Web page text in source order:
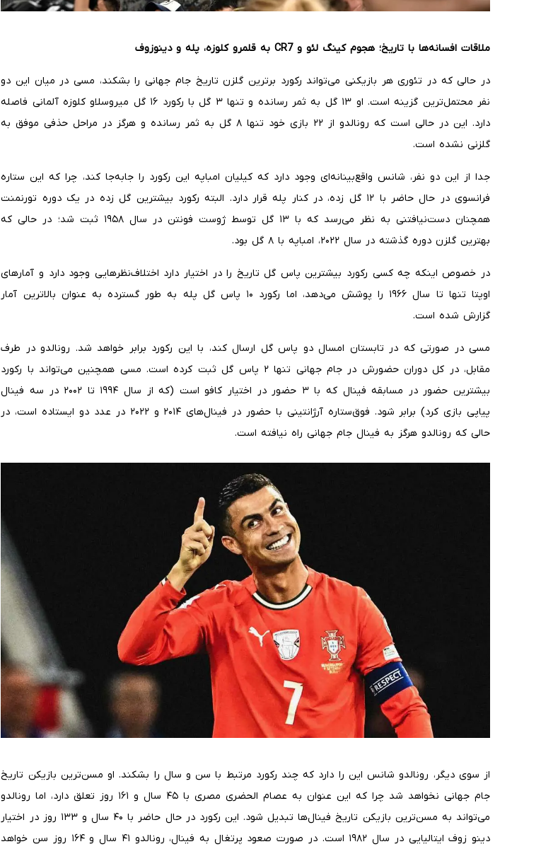
ملاقات افسانه‌ها با تاریخ؛ هجوم کینگ لئو و CR7 به قلمرو کلوزه، پله و دینوزوف
در حالی که در تئوری هر بازیکنی می‌تواند رکورد برترین گلزن تاریخ جام جهانی را بشکند، مسی در میان این دو
نفر محتمل‌ترین گزینه است. او ۱۳ گل به ثمر رسانده و تنها ۳ گل با رکورد ۱۶ گل میروسلاو کلوزه آلمانی فاصله
دارد. این در حالی است که رونالدو از ۲۲ بازی خود تنها ۸ گل به ثمر رسانده و هرگز در مراحل حذفی موفق به
گلزنی نشده است.
جدا از این دو نفر، شانس واقع‌بینانه‌ای وجود دارد که کیلیان امباپه این رکورد را جابه‌جا کند، چرا که این ستاره
فرانسوی در حال حاضر با ۱۲ گل زده، در کنار پله قرار دارد. البته رکورد بیشترین گل زده در یک دوره تورنمنت
همچنان دست‌نیافتنی به نظر می‌رسد که با ۱۳ گل توسط ژوست فونتن در سال ۱۹۵۸ ثبت شد؛ در حالی که
بهترین گلزن دوره گذشته در سال ۲۰۲۲، امباپه با ۸ گل بود.
در خصوص اینکه چه کسی رکورد بیشترین پاس گل تاریخ را در اختیار دارد اختلاف‌نظرهایی وجود دارد و آمارهای
اوپتا تنها تا سال ۱۹۶۶ را پوشش می‌دهد، اما رکورد ۱۰ پاس گل پله به طور گسترده به عنوان بالاترین آمار
گزارش شده است.
مسی در صورتی که در تابستان امسال دو پاس گل ارسال کند، با این رکورد برابر خواهد شد. رونالدو در طرف
مقابل، در کل دوران حضورش در جام جهانی تنها ۲ پاس گل ثبت کرده است. مسی همچنین می‌تواند با رکورد
بیشترین حضور در مسابقه فینال که با ۳ حضور در اختیار کافو است (که از سال ۱۹۹۴ تا ۲۰۰۲ در سه فینال
پیاپی بازی کرد) برابر شود. فوق‌ستاره آرژانتینی با حضور در فینال‌های ۲۰۱۴ و ۲۰۲۲ در عدد دو ایستاده است، در
حالی که رونالدو هرگز به فینال جام جهانی راه نیافته است.
از سوی دیگر، رونالدو شانس این را دارد که چند رکورد مرتبط با سن و سال را بشکند. او مسن‌ترین بازیکن تاریخ
جام جهانی نخواهد شد چرا که این عنوان به عصام الحضری مصری با ۴۵ سال و ۱۶۱ روز تعلق دارد، اما رونالدو
می‌تواند به مسن‌ترین بازیکن تاریخ فینال‌ها تبدیل شود. این رکورد در حال حاضر با ۴۰ سال و ۱۳۳ روز در اختیار
دینو زوف ایتالیایی در سال ۱۹۸۲ است. در صورت صعود پرتغال به فینال، رونالدو ۴۱ سال و ۱۶۴ روز سن خواهد